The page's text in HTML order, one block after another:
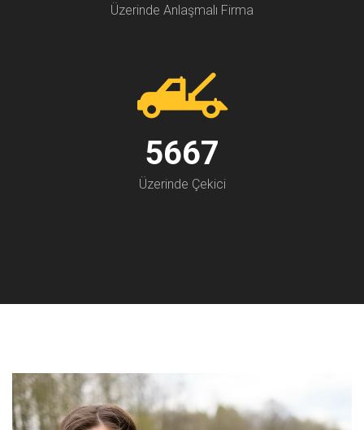
Üzerinde Anlaşmalı Firma
7000
Üzerinde Çekici